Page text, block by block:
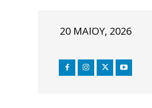
20 ΜΑΪ́ΟΥ, 2026